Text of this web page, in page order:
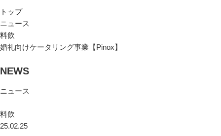
トップ
ニュース
料飲
婚礼向けケータリング事業【Pinox】
NEWS
ニュース
料飲
25.02.25